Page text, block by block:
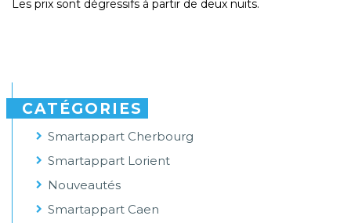
Les prix sont dégressifs à partir de deux nuits.
CATÉGORIES
Smartappart Cherbourg
Smartappart Lorient
Nouveautés
Smartappart Caen